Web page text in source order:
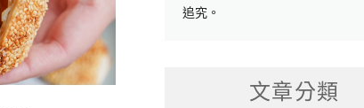
追究。
文章分類